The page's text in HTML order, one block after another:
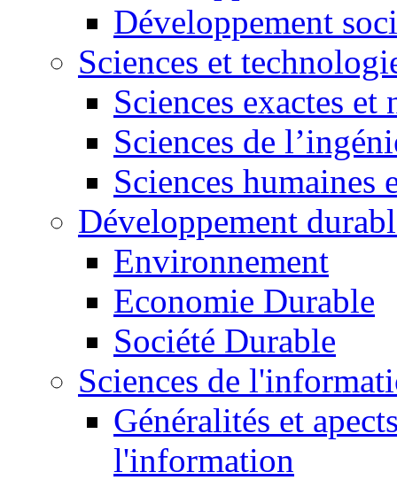
Développement
Sciences et
Sciences exactes et
Sciences de
Sciences humaines
Développement
Environnement
Economie Durable
Société Durable
Sciences de
Généralités et
l'information